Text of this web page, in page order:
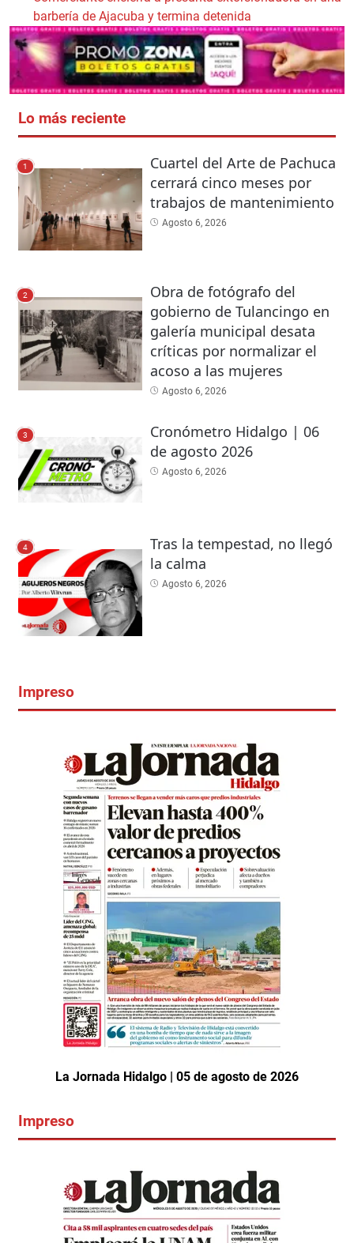
barbería de Ajacuba y termina detenida
Lo más reciente
1
Cuartel del Arte de Pachuca
cerrará cinco meses por
trabajos de mantenimiento
Agosto 6, 2026
2
Obra de fotógrafo del
gobierno de Tulancingo en
galería municipal desata
críticas por normalizar el
acoso a las mujeres
Agosto 6, 2026
3
Cronómetro Hidalgo | 06
de agosto 2026
Agosto 6, 2026
4
Tras la tempestad, no llegó
la calma
Agosto 6, 2026
Impreso
La Jornada Hidalgo | 05 de agosto de 2026
Impreso